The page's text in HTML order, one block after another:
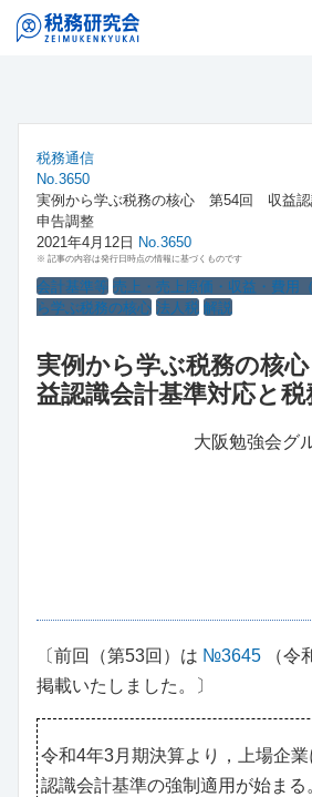
税務通信
No.3650
実例から学ぶ税務の核心 第54回 収益認
申告調整
2021年4月12日 No.3650
※ 記事の内容は発行日時点の情報に基づくものです
会計基準等 売上・売上原価・収益・費用
ら学ぶ税務の核心 法人税 解説
実例から学ぶ税務の
益認識会計基準対応と
大阪勉強会
〔前回（第53回）は №3645 （令
掲載いたしました。〕
令和4年3月期決算より，上場企
認識会計基準の強制適用が始まる